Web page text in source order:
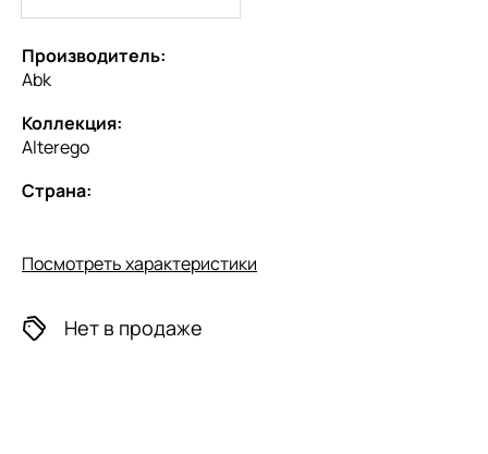
Производитель:
Abk
Коллекция:
Alterego
Страна:
Посмотреть характеристики
Нет в продаже